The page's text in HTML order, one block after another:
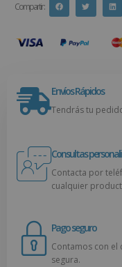
Compartir :
Envíos Rápidos
Tendrás tu
Consultas
Contacta por
cualquier
Pago seguro
Contamos con el
segura.